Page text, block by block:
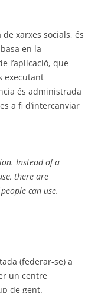
xarxes socials, és
en la
l’aplicació, que
executant
és administrada
a fi d’intercanviar
Instead of a
there are
can use.
(federar-se) a
un centre
de gent.